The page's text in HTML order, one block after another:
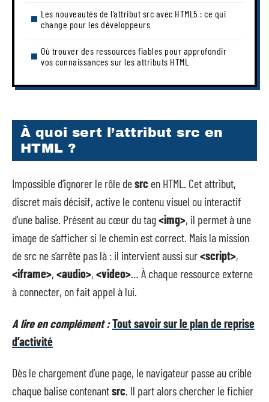
Les nouveautés de l’attribut src avec HTML5 : ce qui
change pour les développeurs
Où trouver des ressources fiables pour approfondir
vos connaissances sur les attributs HTML
À quoi sert l’attribut src en
HTML ?
Impossible d’ignorer le rôle desrc en HTML. Cet attribut,
discret mais décisif, active le contenu visuel ou interactif
d’une balise. Présent au cœur du tag<img>, il permet à une
image de s’afficher si le chemin est correct. Mais la mission
de src ne s’arrête pas là : il intervient aussi sur<script>,
<iframe>, <audio>, <video>… À chaque ressource externe
à connecter, on fait appel à lui.
A lire en complément :Tout savoir sur le plan de reprise
d’activité
Dès le chargement d’une page, le navigateur passe au crible
chaque balise contenantsrc. Il part alors chercher le fichier